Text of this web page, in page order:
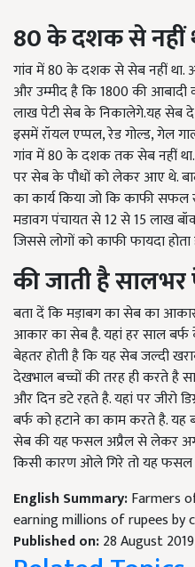
80 के दशक से नहीं
गांव में 80 के दशक से सेब नहीं
और उम्मीद है कि 1800 की
लाख पेटी सेब के निकालेगे.यह सेब
इसमें रॉयल एप्पल, रेड गोल्ड, गेल
गांव में 80 के दशक तक सेब नहीं था.
पर सेब के पौधों को लेकर आए थे.
का कार्य किया जो कि काफी सफल
मडावग पंचायत से 12 से 15 लाख
जिससे लोगों को काफी फायदा होता
की जाती है
बता दें कि मड़ाबग का सेब का
आकार का सेब है. यहां हर साल बर्फ
बेहतर होती है कि यह सेब जल्दी
देखभाल बच्चों की तरह ही करते है
और दिन डटे रहते है. यहां पर जीरो
बर्फ को हटाने का काम करते है. यह
सेब की यह फसल अप्रैल से लेकर
किसी कारण ओले गिरे तो यह फसल
English Summary:Farmers
earning millions of rupees by
Published on:28 August